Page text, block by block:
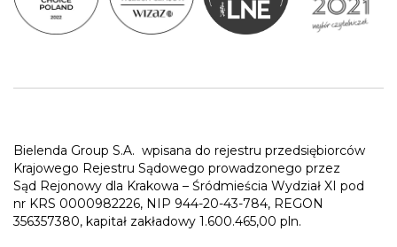
Bielenda Group S.A. wpisana do rejestru przedsiębiorców
Krajowego Rejestru Sądowego prowadzonego przez
Sąd Rejonowy dla Krakowa – Śródmieścia Wydział XI pod
nr KRS 0000982226, NIP 944-20-43-784, REGON
356357380, kapitał zakładowy 1.600.465,00 pln.